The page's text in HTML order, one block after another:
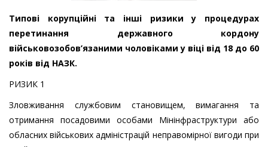
Типові корупційні та інші ризики у процедурах
перетинання державного кордону
військовозобов’язаними чоловіками у віці від 18 до 60
років від НАЗК.
РИЗИК 1
Зловживання службовим становищем, вимагання та
отримання посадовими особами Мінінфраструктури або
обласних військових адміністрацій неправомірної вигоди при